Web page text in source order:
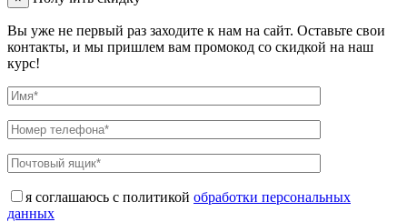
Вы уже не первый раз заходите к нам на сайт. Оставьте свои
контакты, и мы пришлем вам промокод со скидкой на наш
курс!
я соглашаюсь с политикой обработки персональных
данных